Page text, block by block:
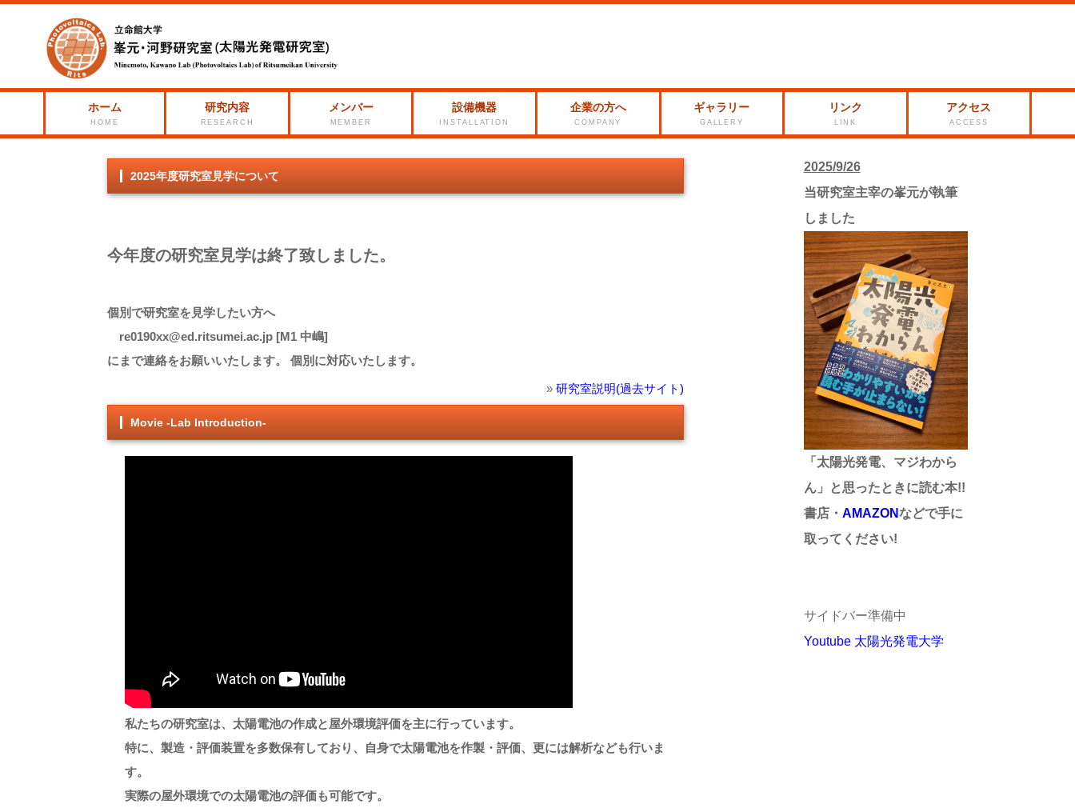
ホーム
HOME
研究内容
RESEARCH
メンバー
MEMBER
設備機器
INSTALLATION
企業の方へ
COMPANY
ギャラリー
GALLERY
リンク
LINK
アクセス
ACCESS
2025年度研究室見学について
今年度の研究室見学は終了致しました。
個別で研究室を見学したい方へ
re0190xx@ed.ritsumei.ac.jp [M1 中嶋]
にまで連絡をお願いいたします。 個別に対応いたします。
» 研究室説明(過去サイト)
Movie -Lab Introduction-
私たちの研究室は、太陽電池の作成と屋外環境評価を主に行っています。
特に、製造・評価装置を多数保有しており、自身で太陽電池を作製・評価、更には解析なども行いま
す。
実際の屋外環境での太陽電池の評価も可能です。
2025/9/26
当研究室主宰の峯元が執筆
しました
「太陽光発電、マジわから
ん」と思ったときに読む本!!
書店・ AMAZONなどで手に
取ってください!
サイドバー準備中
Youtube 太陽光発電大学